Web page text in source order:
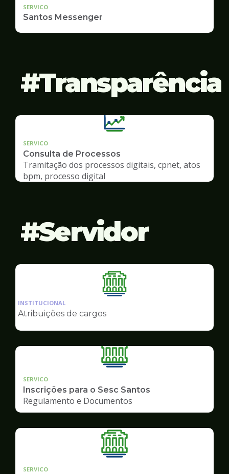
SERVICO
Santos Messenger
Transparência
SERVICO
Consulta de Processos
Tramitação dos processos digitais, cpnet, atos
bpm, processo digital
Servidor
Ilustração
da
Servidor
INSTITUCIONAL
Atribuições de cargos
SERVICO
Inscrições para o Sesc Santos
Regulamento e Documentos
SERVICO